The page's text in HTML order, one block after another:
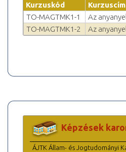
Kurzuskód
Kurzuscím
TO-MAGTMK1-1
Az
TO-MAGTMK1-2
Az
Képzések
ÁJTK Állam- és Jogtudományi